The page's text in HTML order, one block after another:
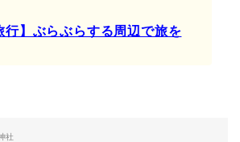
行】ぶらぶらする周辺で旅を
社